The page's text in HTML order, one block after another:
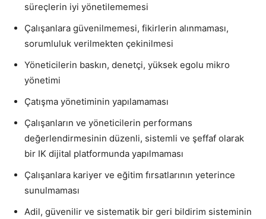
süreçlerin iyi yönetilememesi
Çalışanlara güvenilmemesi, fikirlerin alınmaması,
sorumluluk verilmekten çekinilmesi
Yöneticilerin baskın, denetçi, yüksek egolu mikro
yönetimi
Çatışma yönetiminin yapılamaması
Çalışanların ve yöneticilerin performans
değerlendirmesinin düzenli, sistemli ve şeffaf olarak
bir IK dijital platformunda yapılmaması
Çalışanlara kariyer ve eğitim fırsatlarının yeterince
sunulmaması
Adil, güvenilir ve sistematik bir geri bildirim sisteminin